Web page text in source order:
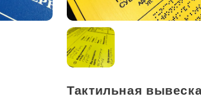
Тактильная